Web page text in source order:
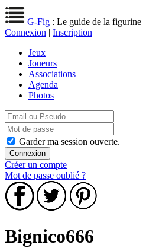
G-Fig : Le guide de la figurine
Connexion | Inscription
Jeux
Joueurs
Associations
Agenda
Photos
Garder ma session ouverte.
Créer un compte
Mot de passe oublié ?
Bignico666